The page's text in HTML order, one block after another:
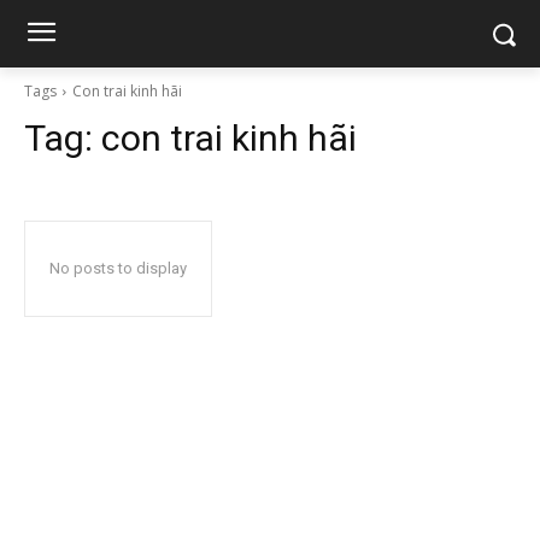
Tags Con trai kinh hãi
Tag: con trai kinh hãi
No posts to display